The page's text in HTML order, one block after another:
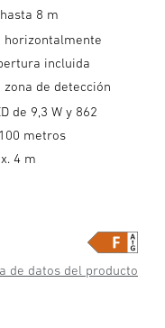
8 m
horizontalmente
incluida
de detección
de 9,3 W y 862
metros
4 m
de datos del producto